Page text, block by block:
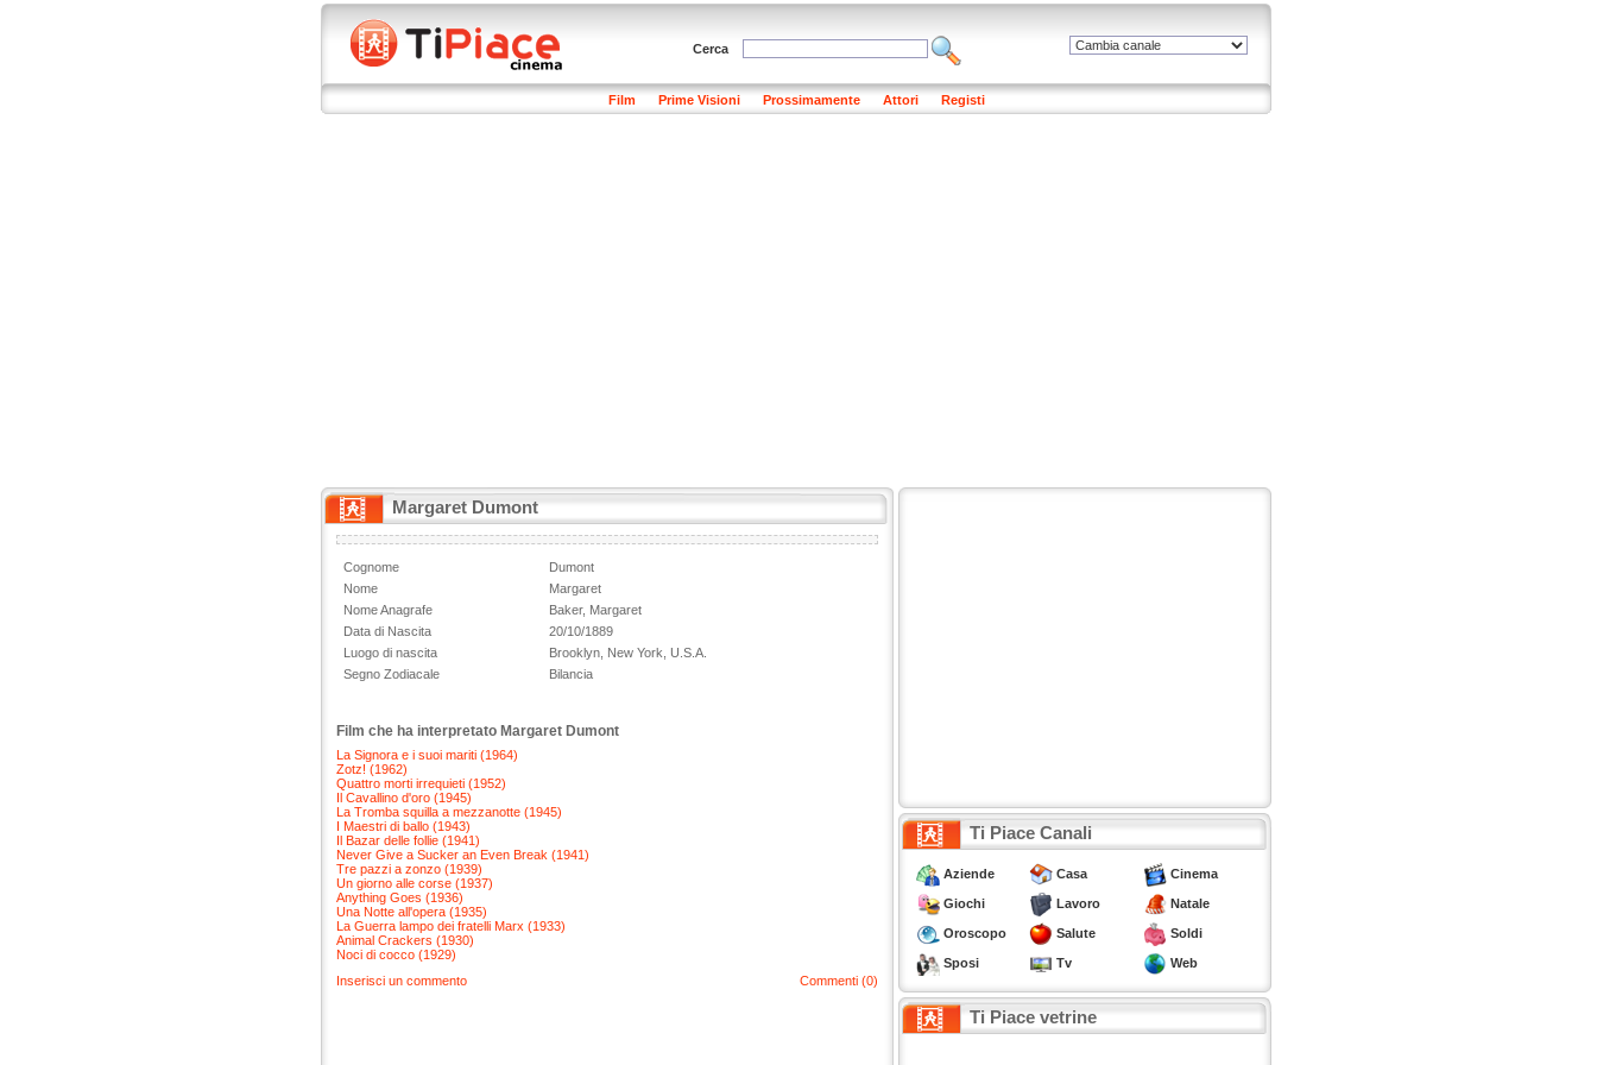
Cerca
Film Prime Visioni Prossimamente Attori Registi
Margaret Dumont
Cognome
Dumont
Nome
Margaret
Nome Anagrafe
Baker, Margaret
Data di Nascita
20/10/1889
Luogo di nascita
Brooklyn, New York, U.S.A.
Segno Zodiacale
Bilancia
Film che ha interpretato Margaret Dumont
La Signora e i suoi mariti (1964)
Zotz! (1962)
Quattro morti irrequieti (1952)
Il Cavallino d'oro (1945)
La Tromba squilla a mezzanotte (1945)
I Maestri di ballo (1943)
Il Bazar delle follie (1941)
Never Give a Sucker an Even Break (1941)
Tre pazzi a zonzo (1939)
Un giorno alle corse (1937)
Anything Goes (1936)
Una Notte all'opera (1935)
La Guerra lampo dei fratelli Marx (1933)
Animal Crackers (1930)
Noci di cocco (1929)
Commenti (0)
Inserisci un commento
Ti Piace Canali
Aziende Casa Cinema
Giochi Lavoro Natale
Oroscopo Salute Soldi
Sposi Tv Web
Ti Piace vetrine